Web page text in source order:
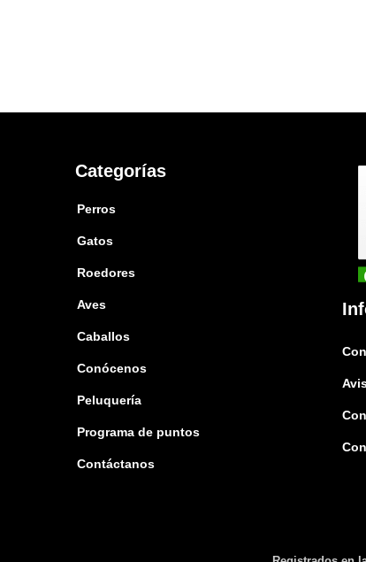
Categorías
Perros
Gatos
Roedores
Aves
Caballos
Conócenos
Peluquería
Programa de puntos
Contáctanos